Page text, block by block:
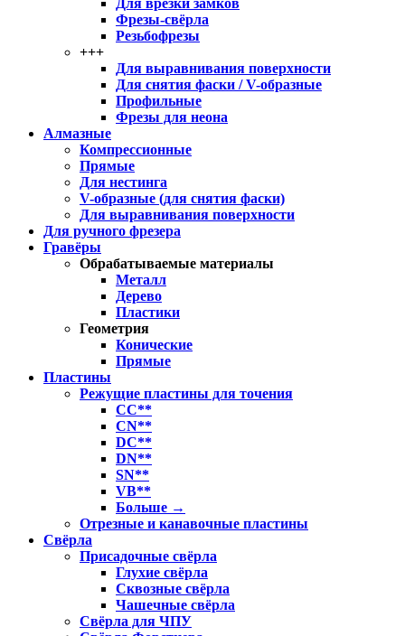
Для врезки замков
Фрезы-свёрла
Резьбофрезы
+++
Для выравнивания поверхности
Для снятия фаски / V-образные
Профильные
Фрезы для неона
Алмазные
Компрессионные
Прямые
Для нестинга
V-образные (для снятия фаски)
Для выравнивания поверхности
Для ручного фрезера
Гравёры
Обрабатываемые материалы
Металл
Дерево
Пластики
Геометрия
Конические
Прямые
Пластины
Режущие пластины для точения
CC**
CN**
DC**
DN**
SN**
VB**
Больше →
Отрезные и канавочные пластины
Свёрла
Присадочные свёрла
Глухие свёрла
Сквозные свёрла
Чашечные свёрла
Свёрла для ЧПУ